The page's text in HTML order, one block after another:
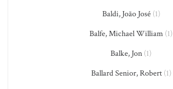
Baldi, João José(1)
Balfe, Michael William (1)
Balke, Jon (1)
Ballard Senior, Robert(1)